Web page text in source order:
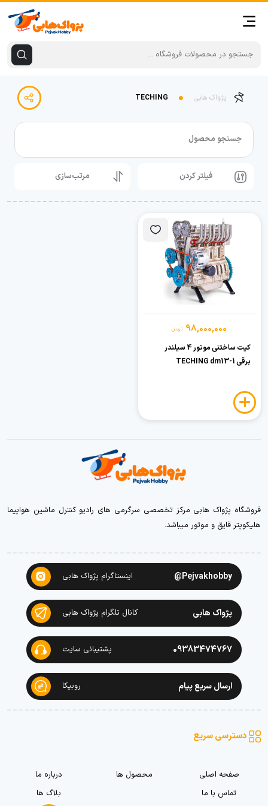
پژواک هابی TECHING
جستجو محصول
فیلتر کردن مرتب‌سازی
98,000,000 تومان
کیت ساختنی موتور 4 سیلندر
برقی TECHING dm13-1
فروشگاه پژواک هابی مرکز تخصصی سرگرمی های رادیو کنترل ماشین هواپیما
هلیکوپتر قایق و موتور میباشد.
Pejvakhobby@ اینستاگرام پژواک هابی
پژواک هابی کانال تلگرام پژواک هابی
09383474767 پشتیبانی سایت
ارسال سریع پیام روبیکا
دسترسی سریع
صفحه اصلی محصول ها
درباره ما
تماس با ما
بلاگ ها